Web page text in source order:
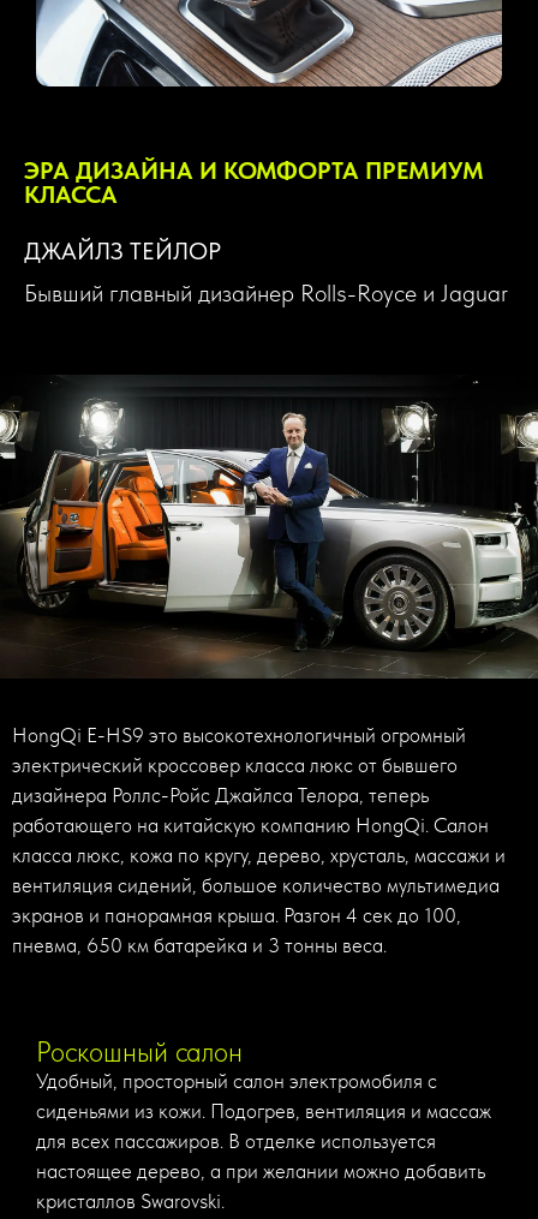
ЭРА ДИЗАЙНА И КОМФОРТА ПРЕМИУМ
КЛАССА
ДЖАЙЛЗ ТЕЙЛОР
Бывший главный дизайнер Rolls-Royce и Jaguar
HongQi E-HS9 это высокотехнологичный огромный
электрический кроссовер класса люкс от бывшего
дизайнера Роллс-Ройс Джайлса Телора, теперь
работающего на китайскую компанию HongQi. Салон
класса люкс, кожа по кругу, дерево, хрусталь, массажи и
вентиляция сидений, большое количество мультимедиа
экранов и панорамная крыша. Разгон 4 сек до 100,
пневма, 650 км батарейка и 3 тонны веса.
Роскошный салон
Удобный, просторный салон электромобиля с
сиденьями из кожи. Подогрев, вентиляция и массаж
для всех пассажиров. В отделке используется
настоящее дерево, а при желании можно добавить
кристаллов Swarovski.